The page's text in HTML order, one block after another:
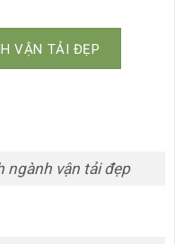
VẬN TẢI ĐẸP
ngành vận tải đẹp